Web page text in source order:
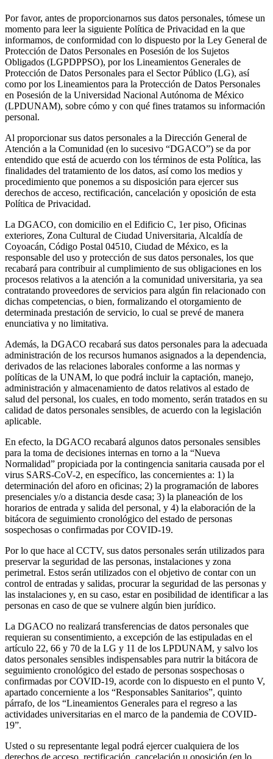
Por favor, antes de proporcionarnos sus datos personales, tómese un
momento para leer la siguiente Política de Privacidad en la que
informamos, de conformidad con lo dispuesto por la Ley General de
Protección de Datos Personales en Posesión de los Sujetos
Obligados (LGPDPPSO), por los Lineamientos Generales de
Protección de Datos Personales para el Sector Público (LG), así
como por los Lineamientos para la Protección de Datos Personales
en Posesión de la Universidad Nacional Autónoma de México
(LPDUNAM), sobre cómo y con qué fines tratamos su información
personal.
Al proporcionar sus datos personales a la Dirección General de
Atención a la Comunidad (en lo sucesivo “DGACO”) se da por
entendido que está de acuerdo con los términos de esta Política, las
finalidades del tratamiento de los datos, así como los medios y
procedimiento que ponemos a su disposición para ejercer sus
derechos de acceso, rectificación, cancelación y oposición de esta
Política de Privacidad.
La DGACO, con domicilio en el Edificio C, 1er piso, Oficinas
exteriores, Zona Cultural de Ciudad Universitaria, Alcaldía de
Coyoacán, Código Postal 04510, Ciudad de México, es la
responsable del uso y protección de sus datos personales, los que
recabará para contribuir al cumplimiento de sus obligaciones en los
procesos relativos a la atención a la comunidad universitaria, ya sea
contratando proveedores de servicios para algún fin relacionado con
dichas competencias, o bien, formalizando el otorgamiento de
determinada prestación de servicio, lo cual se prevé de manera
enunciativa y no limitativa.
Además, la DGACO recabará sus datos personales para la adecuada
administración de los recursos humanos asignados a la dependencia,
derivados de las relaciones laborales conforme a las normas y
políticas de la UNAM, lo que podrá incluir la captación, manejo,
administración y almacenamiento de datos relativos al estado de
salud del personal, los cuales, en todo momento, serán tratados en su
calidad de datos personales sensibles, de acuerdo con la legislación
aplicable.
En efecto, la DGACO recabará algunos datos personales sensibles
para la toma de decisiones internas en torno a la “Nueva
Normalidad” propiciada por la contingencia sanitaria causada por el
virus SARS-CoV-2, en específico, las concernientes a: 1) la
determinación del aforo en oficinas; 2) la programación de labores
presenciales y/o a distancia desde casa; 3) la planeación de los
horarios de entrada y salida del personal, y 4) la elaboración de la
bitácora de seguimiento cronológico del estado de personas
sospechosas o confirmadas por COVID-19.
Por lo que hace al CCTV, sus datos personales serán utilizados para
preservar la seguridad de las personas, instalaciones y zona
perimetral. Estos serán utilizados con el objetivo de contar con un
control de entradas y salidas, procurar la seguridad de las personas y
las instalaciones y, en su caso, estar en posibilidad de identificar a las
personas en caso de que se vulnere algún bien jurídico.
La DGACO no realizará transferencias de datos personales que
requieran su consentimiento, a excepción de las estipuladas en el
artículo 22, 66 y 70 de la LG y 11 de los LPDUNAM, y salvo los
datos personales sensibles indispensables para nutrir la bitácora de
seguimiento cronológico del estado de personas sospechosas o
confirmadas por COVID-19, acorde con lo dispuesto en el punto V,
apartado concerniente a los “Responsables Sanitarios”, quinto
párrafo, de los “Lineamientos Generales para el regreso a las
actividades universitarias en el marco de la pandemia de COVID-
19”.
Usted o su representante legal podrá ejercer cualquiera de los